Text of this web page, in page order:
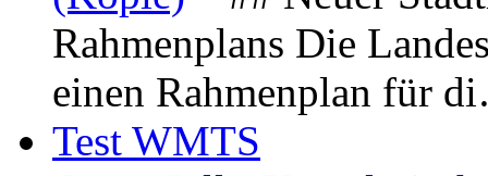
Rahmenplans Die
einen Rahmenplan für
Test WMTS